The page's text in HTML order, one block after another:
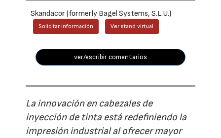
Skandacor (formerly Bagel Systems, S.L.U.)
Solicitar información Ver stand virtual
ver/escribir comentarios
La innovación en cabezales de
inyección de tinta está redefiniendo la
impresión industrial al ofrecer mayor